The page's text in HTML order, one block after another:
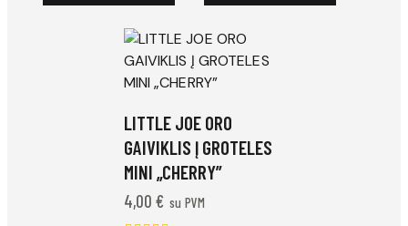
LITTLE JOE ORO
GAIVIKLIS Į GROTELES
MINI „CHERRY”
4,00€ su PVM